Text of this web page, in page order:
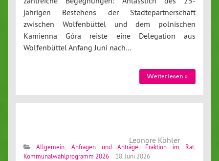
jährigen Bestehens der Städtepartnerschaft
zwischen Wolfenbüttel und dem polnischen
Kamienna Góra reiste eine Delegation aus
Wolfenbüttel Anfang Juni nach…
Weiterlesen »
Leonore Köhler
Allgemein, Anfragen und Anträge Fraktion im Rat
Kommunalwahlprogramm 2026
18. Juni 2026